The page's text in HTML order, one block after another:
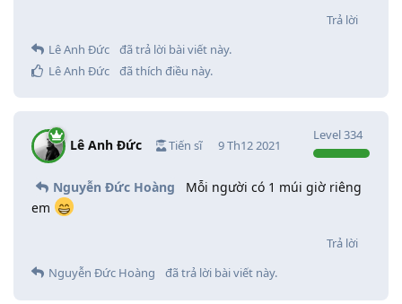
Trả lời
Lê Anh Đức
đã trả lời bài viết này.
Lê Anh Đức
đã thích điều này.
Lê Anh Đức Tiến sĩ
Level334
9 Th12 2021
Nguyễn Đức Hoàng
Mỗi người có 1 múi giờ riêng
em
Trả lời
Nguyễn Đức Hoàng
đã trả lời bài viết này.